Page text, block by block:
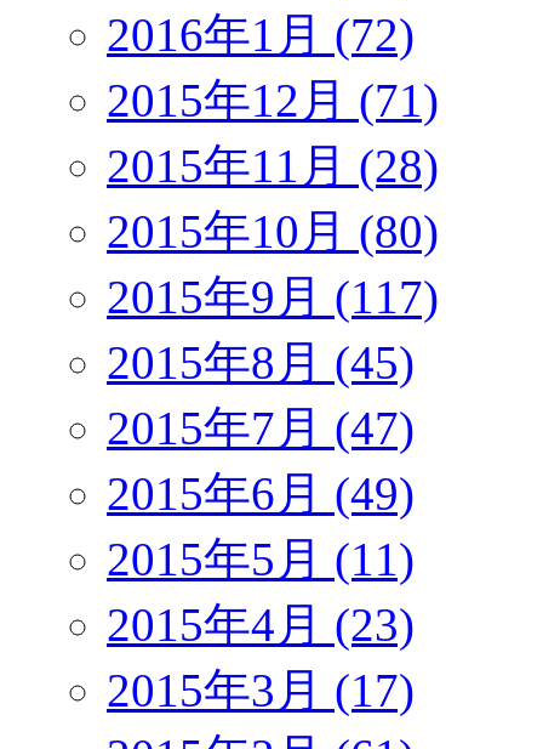
2016年1月 (72)
2015年12月 (71)
2015年11月 (28)
2015年10月 (80)
2015年9月 (117)
2015年8月 (45)
2015年7月 (47)
2015年6月 (49)
2015年5月 (11)
2015年4月 (23)
2015年3月 (17)